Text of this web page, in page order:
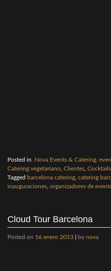
Posted in .Nova Events & Catering,
Catering vegetariano Clientes Cocktails
Tagged barcelona catering catering
inauguraciones organizadores de
Cloud Tour Barcelona
Posted on 16 enero 2013 by nova